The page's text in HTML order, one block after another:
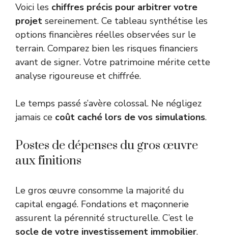
Voici les chiffres précis pour arbitrer votre
projet sereinement. Ce tableau synthétise les
options financières réelles observées sur le
terrain. Comparez bien les risques financiers
avant de signer. Votre patrimoine mérite cette
analyse rigoureuse et chiffrée.
Le temps passé s’avère colossal. Ne négligez
jamais ce coût caché lors de vos simulations.
Postes de dépenses du gros œuvre
aux finitions
Le gros œuvre consomme la majorité du
capital engagé. Fondations et maçonnerie
assurent la pérennité structurelle. C’est le
socle de votre investissement immobilier.